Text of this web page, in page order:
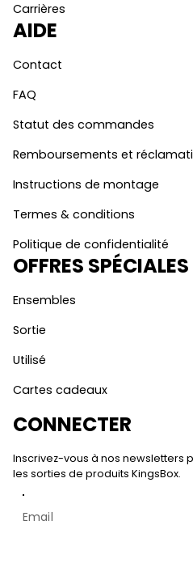
Carrières
AIDE
Contact
FAQ
Statut des commandes
Remboursements et
Instructions de montage
Termes & conditions
Politique de confidentialité
OFFRES SPÉCIALES
Ensembles
Sortie
Utilisé
Cartes cadeaux
CONNECTER
Inscrivez-vous à nos newsletters
les sorties de produits KingsBox.